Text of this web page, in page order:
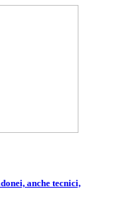
anche tecnici,